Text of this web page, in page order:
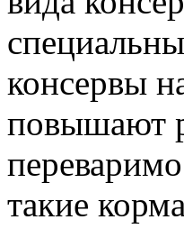
консервы
повышают
такие